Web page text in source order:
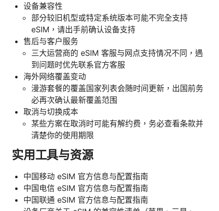
设备兼容性
部分较旧机型或特定系统版本可能不完全支持
eSIM，请出手前确认设备支持
售后与客户服务
三大运营商的 eSIM 客服与网点支持情况不同，遇
到问题时优先联系官方客服
海外网络覆盖变动
漫游套餐的覆盖国家列表会随时间更新，出国前务
必再次确认最新覆盖范围
取消与切换成本
某些方案在取消时可能有解约费，务必查看条款并
清楚你的使用期限
实用工具与资源
中国移动 eSIM 官方信息与配置指南
中国电信 eSIM 官方信息与配置指南
中国联通 eSIM 官方信息与配置指南